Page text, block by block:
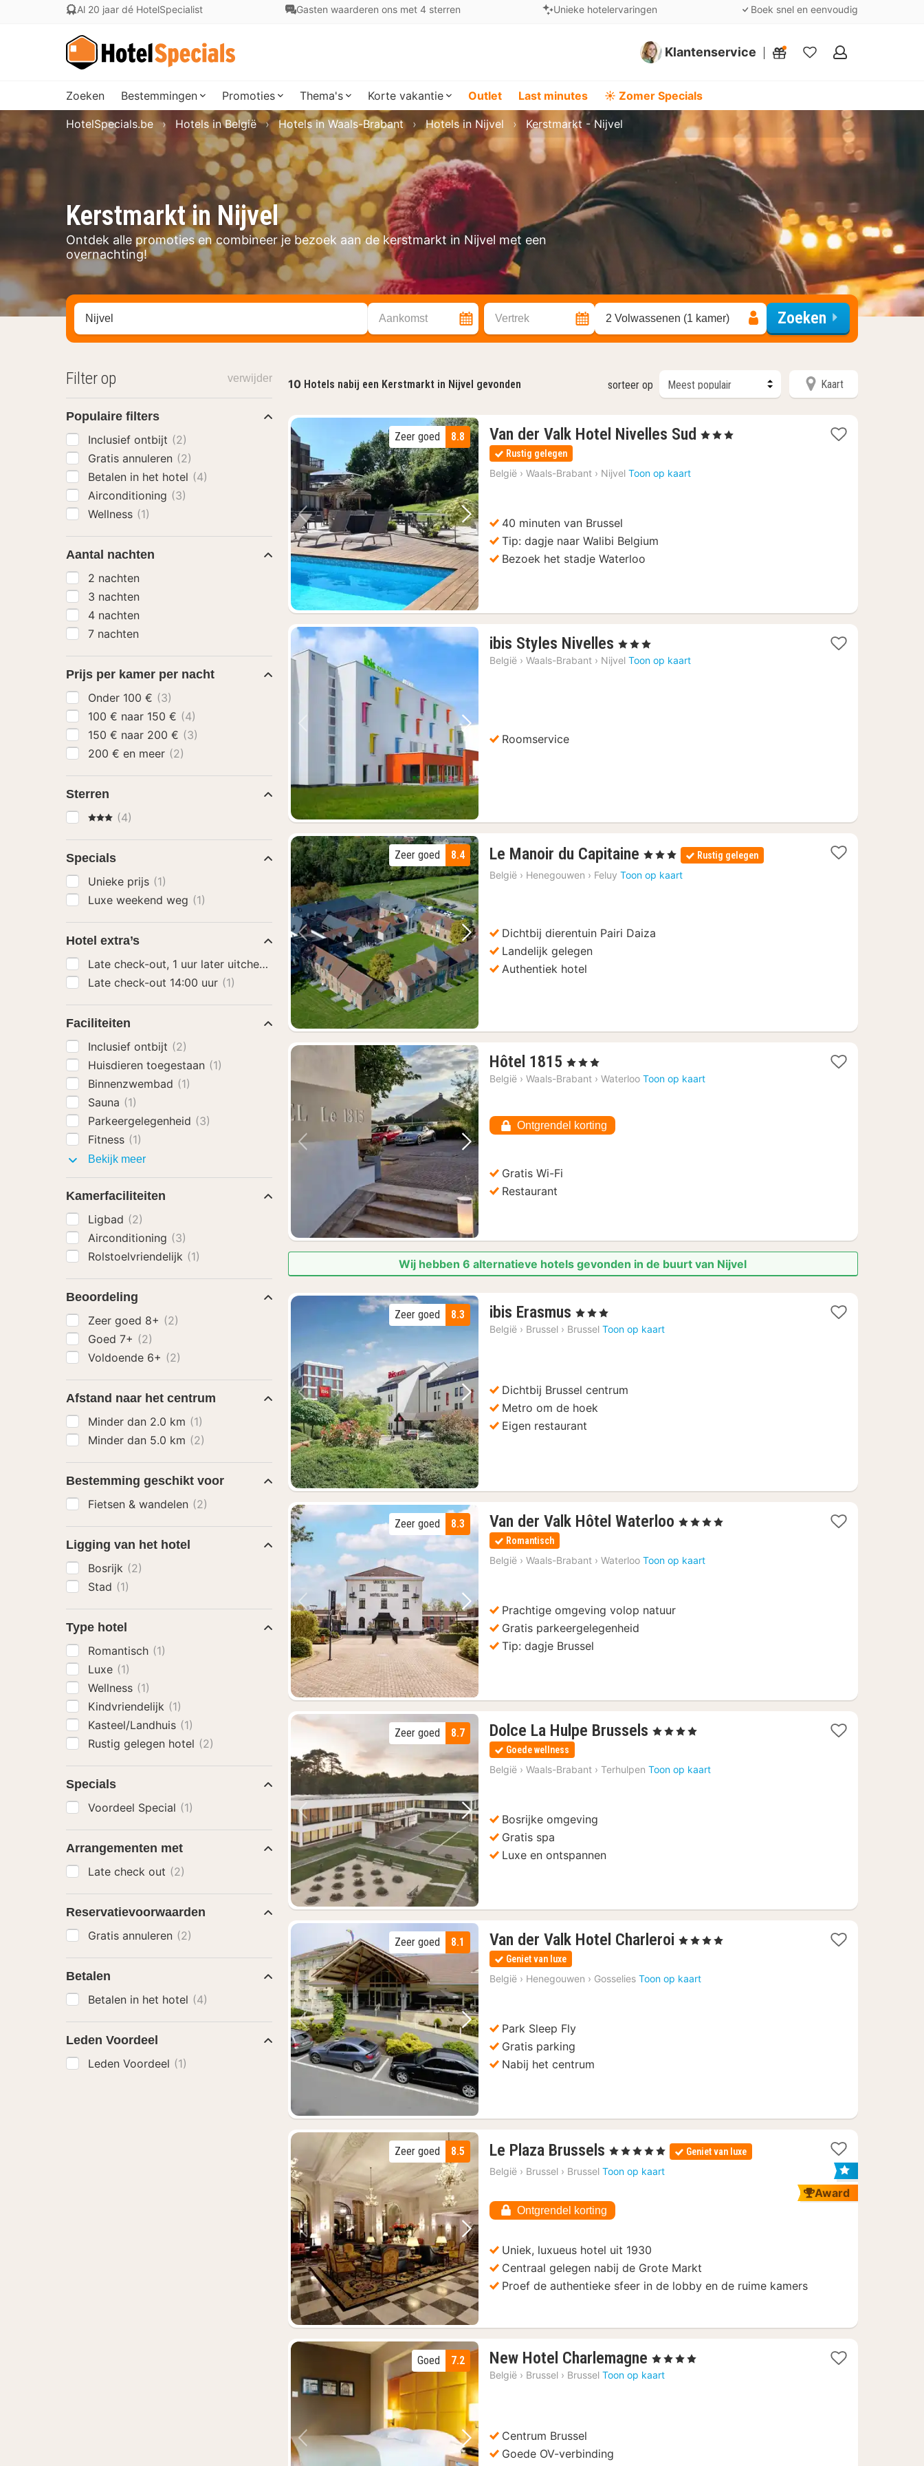
Al 20 jaar dé HotelSpecialist Gasten waarderen ons met 4 sterren Unieke hotelervaringen Boek snel en eenvoudig
Klantenservice
Mijn
Zoeken Bestemmingen Promoties Thema's Korte vakantie Outlet Last minutes ☀️ Zomer Specials
Kerstmarkt in Nijvel
Ontdek alle promoties en combineer je bezoek aan de kerstmarkt in Nijvel met een
overnachting!
HotelSpecials.be Hotels in België Hotels in Waals-Brabant Hotels in Nijvel Kerstmarkt - Nijvel
Zoek op hotel, regio of stad Aankomst Vertrek 2 Volwassenen (1 kamer) Zoeken
10 Hotels nabij een Kerstmarkt in Nijvel gevonden sorteer op Kaart
Vorige foto Volgende foto
8.8
Zeer goed Van der Valk Hotel Nivelles Sud 1
, 3 Sterren
Rustig gelegen
België › Waals-Brabant › Nijvel Toon op kaart
40 minuten van Brussel
Tip: dagje naar Walibi Belgium
Bezoek het stadje Waterloo
Vorige foto Volgende foto
ibis Styles Nivelles 1
nacht
, 3 Sterren
België › Waals-Brabant › Nijvel Toon op kaart
Roomservice
Vorige foto Volgende foto
8.4
Zeer goed Le Manoir du Capitaine 1
nacht
vanaf
, 3 Sterren Rustig gelegen
België › Henegouwen › Feluy Toon op kaart
Dichtbij dierentuin Pairi Daiza
Landelijk gelegen
Authentiek hotel
Vorige foto Volgende foto
Hôtel 1815 1
nacht
€
, 3 Sterren
België › Waals-Brabant › Waterloo Toon op kaart
Ontgrendel korting
Gratis Wi-Fi
Restaurant
Wij hebben 6 alternatieve hotels gevonden in de buurt van Nijvel
Vorige foto Volgende foto
8.3
Zeer goed ibis Erasmus 1
nacht
, 3 Sterren
België › Brussel › Brussel Toon op kaart
Dichtbij Brussel centrum
Metro om de hoek
Eigen restaurant
Vorige foto Volgende foto
8.3
Zeer goed Van der Valk Hôtel Waterloo 1
vanaf
90
, 4 Sterren
Romantisch
België › Waals-Brabant › Waterloo Toon op kaart
Prachtige omgeving volop natuur
Gratis parkeergelegenheid
Tip: dagje Brussel
Vorige foto Volgende foto
8.7
Zeer goed Dolce La Hulpe Brussels 3
vanaf
130,87
, 4 Sterren
Goede wellness
België › Waals-Brabant › Terhulpen Toon op kaart
Bosrijke omgeving
Gratis spa
Luxe en ontspannen
Vorige foto Volgende foto
8.1
Zeer goed Van der Valk Hotel Charleroi 1
vanaf
98
, 4 Sterren
Geniet van luxe
België › Henegouwen › Gosselies Toon op kaart
Park Sleep Fly
Gratis parking
Nabij het centrum
Award
Vorige foto Volgende foto
8.5
Zeer goed Le Plaza Brussels 1
nacht
vanaf
159
€
, 5 Sterren Geniet van luxe
België › Brussel › Brussel Toon op kaart
Ontgrendel korting
Uniek, luxueus hotel uit 1930
Centraal gelegen nabij de Grote Markt
Proef de authentieke sfeer in de lobby en de ruime kamers
Vorige foto Volgende foto
7.2
Goed New Hotel Charlemagne 1
nacht
, 4 Sterren
België › Brussel › Brussel Toon op kaart
Centrum Brussel
Goede OV-verbinding
Filter op verwijder
Populaire filters
Inclusief ontbijt (2)
Gratis annuleren (2)
Betalen in het hotel (4)
Airconditioning (3)
Wellness (1)
Aantal nachten
2 nachten
3 nachten
4 nachten
7 nachten
Prijs per kamer per nacht
Onder 100 € (3)
100 € naar 150 € (4)
150 € naar 200 € (3)
200 € en meer (2)
Sterren
3 Sterren
(4)
Specials
Unieke prijs (1)
Luxe weekend weg (1)
Hotel extra’s
Late check-out, 1 uur later uitchecken
(1)
Late check-out 14:00 uur (1)
Faciliteiten
Inclusief ontbijt (2)
Huisdieren toegestaan (1)
Binnenzwembad (1)
Sauna (1)
Parkeergelegenheid (3)
Fitness (1)
Bekijk meerFaciliteiten
Kamerfaciliteiten
Ligbad (2)
Airconditioning (3)
Rolstoelvriendelijk (1)
Beoordeling
Zeer goed 8+ (2)
Goed 7+ (2)
Voldoende 6+ (2)
Afstand naar het centrum
Minder dan 2.0 km (1)
Minder dan 5.0 km (2)
Bestemming geschikt voor
Fietsen & wandelen (2)
Ligging van het hotel
Bosrijk (2)
Stad (1)
Type hotel
Romantisch (1)
Luxe (1)
Wellness (1)
Kindvriendelijk (1)
Kasteel/Landhuis (1)
Rustig gelegen hotel (2)
Specials
Voordeel Special (1)
Arrangementen met
Late check out (2)
Reservatievoorwaarden
Gratis annuleren (2)
Betalen
Betalen in het hotel (4)
Leden Voordeel
Leden Voordeel (1)